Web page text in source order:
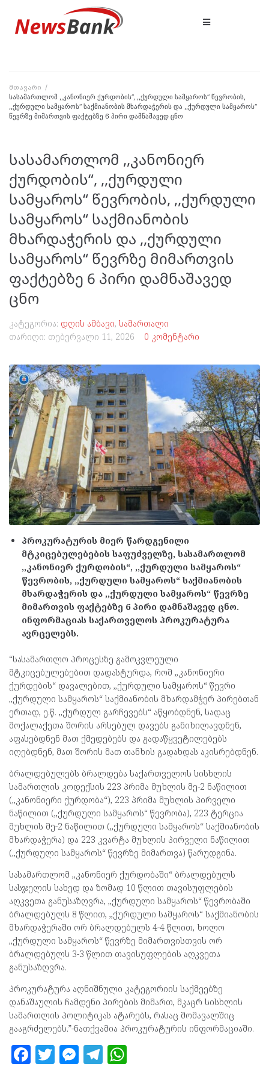
მთავარი /
სასამართლომ ,,კანონიერ ქურდობის“, ,,ქურდული სამყაროს“ წევრობის,
,,ქურდული სამყაროს“ საქმიანობის მხარდაჭერის და ,,ქურდული სამყაროს“
წევრზე მიმართვის ფაქტებზე 6 პირი დამნაშავედ ცნო
სასამართლომ ,,კანონიერ
ქურდობის“, ,,ქურდული
სამყაროს“ წევრობის, ,,ქურდული
სამყაროს“ საქმიანობის
მხარდაჭერის და ,,ქურდული
სამყაროს“ წევრზე მიმართვის
ფაქტებზე 6 პირი დამნაშავედ
ცნო
კატეგორია: დღის ამბავი, სამართალი
თარიღი: თებერვალი 11, 2026 0 კომენტარი
პროკურატურის მიერ წარდგენილი
მტკიცებულებების საფუძველზე, სასამართლომ
,,კანონიერ ქურდობის“, ,,ქურდული სამყაროს“
წევრობის, ,,ქურდული სამყაროს“ საქმიანობის
მხარდაჭერის და ,,ქურდული სამყაროს“ წევრზე
მიმართვის ფაქტებზე 6 პირი დამნაშავედ ცნო.
ინფორმაციას საქართველოს პროკურატურა
ავრცელებს.
“სასამართლო პროცესზე გამოკვლეული
მტკიცებულებებით დადასტურდა, რომ ,,კანონიერი
ქურდების“ დავალებით, ,,ქურდული სამყაროს“ წევრი
,,ქურდული სამყაროს“ საქმიანობის მხარდამჭერ პირებთან
ერთად, ე.წ. ,,ქურდულ გარჩევებს“ აწყობდნენ, სადაც
მოქალაქეთა შორის არსებულ დავებს განიხილავდნენ,
აფასებდნენ მათ ქმედებებს და გადაწყვეტილებებს
იღებდნენ, მათ შორის მათ თანხის გადახდას აკისრებდნენ.
ბრალდებულებს ბრალდება საქართველოს სისხლის
სამართლის კოდექსის 223 პრიმა მუხლის მე-2 ნაწილით
(,,კანონიერი ქურდობა“), 223 პრიმა მუხლის პირველი
ნაწილით (,,ქურდული სამყაროს“ წევრობა), 223 ტერცია
მუხლის მე-2 ნაწილით (,,ქურდული სამყაროს“ საქმიანობის
მხარდაჭერა) და 223 კვარტა მუხლის პირველი ნაწილით
(,,ქურდული სამყაროს“ წევრზე მიმართვა) წარუდგინა.
სასამართლომ ,,კანონიერ ქურდობაში“ ბრალდებულს
სასჯელის სახედ და ზომად 10 წლით თავისუფლების
აღკვეთა განუსაზღვრა, ,,ქურდული სამყაროს“ წევრობაში
ბრალდებულს 8 წლით, ,,ქურდული სამყაროს“ საქმიანობის
მხარდაჭერაში ორ ბრალდებულს 4-4 წლით, ხოლო
,,ქურდული სამყაროს“ წევრზე მიმართვისთვის ორ
ბრალდებულს 3-3 წლით თავისუფლების აღკვეთა
განუსაზღვრა.
პროკურატურა აღნიშნული კატეგორიის საქმეებზე
დანაშაულის ჩამდენი პირების მიმართ, მკაცრ სისხლის
სამართლის პოლიტიკას ატარებს, რასაც მომავალშიც
გააგრძელებს.”-ნათქვამია პროკურატურის ინფორმაციაში.
F T M T